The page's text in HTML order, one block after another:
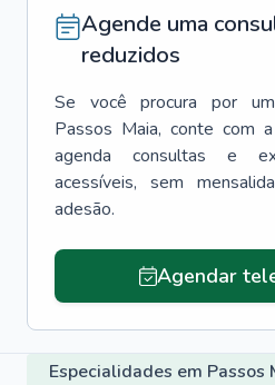
Agende uma
reduzidos
Se você procura por um
Passos Maia, conte com
agenda consultas e
acessíveis, sem
adesão.
Agendar
Especialidades em Passos